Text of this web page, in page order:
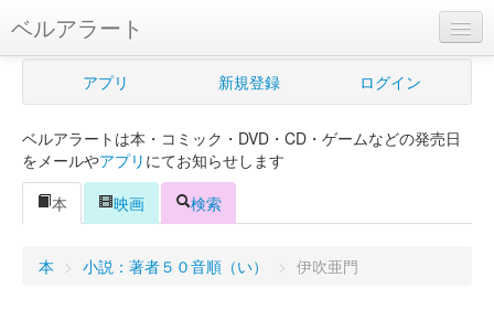
ベルアラート
ベルアラートとは
新規登録
ログイン
アプリ 新規登録 ログイン
ベルアラートは本・コミック・DVD・CD・ゲームなどの発売日
をメールやアプリ にてお知らせします
本
映画 検索
本 > 小説：著者５０音順（い） > 伊吹亜門